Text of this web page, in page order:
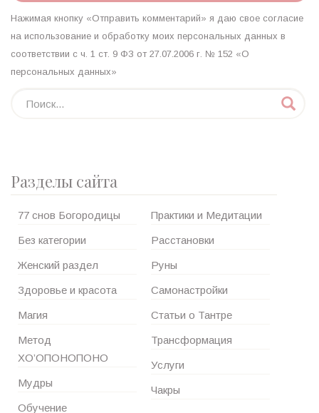
Нажимая кнопку «Отправить комментарий» я даю свое согласие
на использование и обработку моих персональных данных в
соответствии с ч. 1 ст. 9 ФЗ от 27.07.2006 г. № 152 «О
персональных данных»
Разделы сайта
77 снов Богородицы
Без категории
Женский раздел
Здоровье и красота
Магия
Метод
ХО’ОПОНОПОНО
Мудры
Обучение
Практики и Медитации
Расстановки
Руны
Самонастройки
Статьи о Тантре
Трансформация
Услуги
Чакры